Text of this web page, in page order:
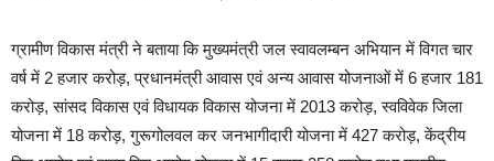
ग्रामीण विकास मंत्री ने बताया कि मुख्यमंत्री जल स्वावलम्बन अभियान में विगत चार
वर्ष में 2 हजार करोड़, प्रधानमंत्री आवास एवं अन्य आवास योजनाओं में 6 हजार 181
करोड़, सांसद विकास एवं विधायक विकास योजना में 2013 करोड़, स्वविवेक जिला
योजना में 18 करोड़, गुरूगोलवल कर जनभागीदारी योजना में 427 करोड़, केंद्रीय